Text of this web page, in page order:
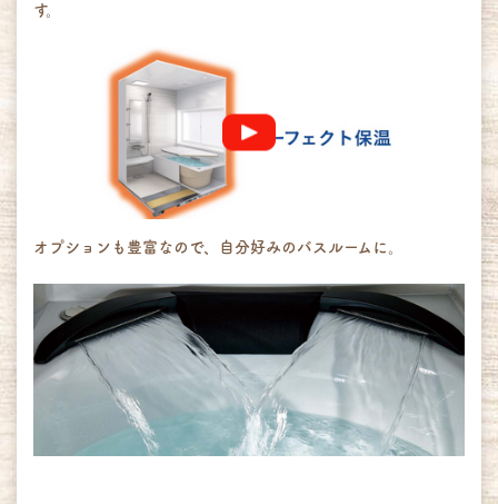
オプションも豊富なので、自分好みのバスルームに。
す。